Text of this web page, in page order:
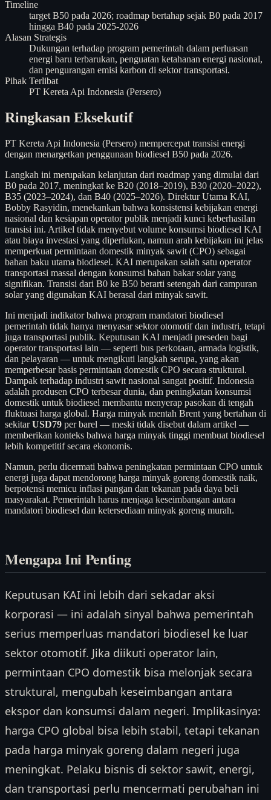
Timeline
target B50 pada 2026; roadmap bertahap sejak B0 pada 2017
hingga B40 pada 2025-2026
Alasan Strategis
Dukungan terhadap program pemerintah dalam perluasan
energi baru terbarukan, penguatan ketahanan energi nasional,
dan pengurangan emisi karbon di sektor transportasi.
Pihak Terlibat
PT Kereta Api Indonesia (Persero)
Ringkasan Eksekutif
PT Kereta Api Indonesia (Persero) mempercepat transisi energi
dengan menargetkan penggunaan biodiesel B50 pada 2026.
Langkah ini merupakan kelanjutan dari roadmap yang dimulai dari
B0 pada 2017, meningkat ke B20 (2018–2019), B30 (2020–2022),
B35 (2023–2024), dan B40 (2025–2026). Direktur Utama KAI,
Bobby Rasyidin, menekankan bahwa konsistensi kebijakan energi
nasional dan kesiapan operator publik menjadi kunci keberhasilan
transisi ini. Artikel tidak menyebut volume konsumsi biodiesel KAI
atau biaya investasi yang diperlukan, namun arah kebijakan ini jelas
memperkuat permintaan domestik minyak sawit (CPO) sebagai
bahan baku utama biodiesel. KAI merupakan salah satu operator
transportasi massal dengan konsumsi bahan bakar solar yang
signifikan. Transisi dari B0 ke B50 berarti setengah dari campuran
solar yang digunakan KAI berasal dari minyak sawit.
Ini menjadi indikator bahwa program mandatori biodiesel
pemerintah tidak hanya menyasar sektor otomotif dan industri, tetapi
juga transportasi publik. Keputusan KAI menjadi preseden bagi
operator transportasi lain — seperti bus perkotaan, armada logistik,
dan pelayaran — untuk mengikuti langkah serupa, yang akan
memperbesar basis permintaan domestik CPO secara struktural.
Dampak terhadap industri sawit nasional sangat positif. Indonesia
adalah produsen CPO terbesar dunia, dan peningkatan konsumsi
domestik untuk biodiesel membantu menyerap pasokan di tengah
fluktuasi harga global. Harga minyak mentah Brent yang bertahan di
sekitarUSD79 per barel — meski tidak disebut dalam artikel —
memberikan konteks bahwa harga minyak tinggi membuat biodiesel
lebih kompetitif secara ekonomis.
Namun, perlu dicermati bahwa peningkatan permintaan CPO untuk
energi juga dapat mendorong harga minyak goreng domestik naik,
berpotensi memicu inflasi pangan dan tekanan pada daya beli
masyarakat. Pemerintah harus menjaga keseimbangan antara
mandatori biodiesel dan ketersediaan minyak goreng murah.
Mengapa Ini Penting
Keputusan KAI ini lebih dari sekadar aksi
korporasi — ini adalah sinyal bahwa pemerintah
serius memperluas mandatori biodiesel ke luar
sektor otomotif. Jika diikuti operator lain,
permintaan CPO domestik bisa melonjak secara
struktural, mengubah keseimbangan antara
ekspor dan konsumsi dalam negeri. Implikasinya:
harga CPO global bisa lebih stabil, tetapi tekanan
pada harga minyak goreng dalam negeri juga
meningkat. Pelaku bisnis di sektor sawit, energi,
dan transportasi perlu mencermati perubahan ini